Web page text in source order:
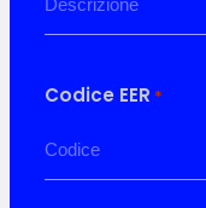
Codice EER *